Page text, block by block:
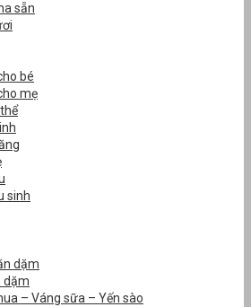
sẵn
bé
mẹ
sinh
dặm
dặm
– Váng sữa – Yến sào